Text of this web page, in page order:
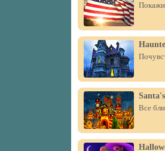
Все